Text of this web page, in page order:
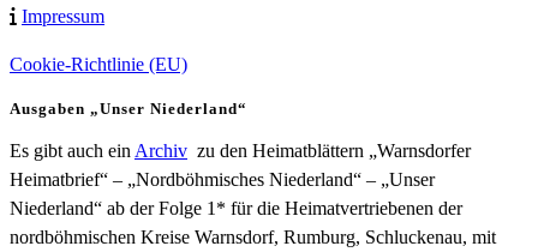
Impressum
Cookie-Richtlinie (EU)
Ausgaben „Unser Niederland“
Es gibt auch ein Archiv zu den Heimatblättern „Warnsdorfer
Heimatbrief“ – „Nordböhmisches Niederland“ – „Unser
Niederland“ ab der Folge 1* für die Heimatvertriebenen der
nordböhmischen Kreise Warnsdorf, Rumburg, Schluckenau, mit